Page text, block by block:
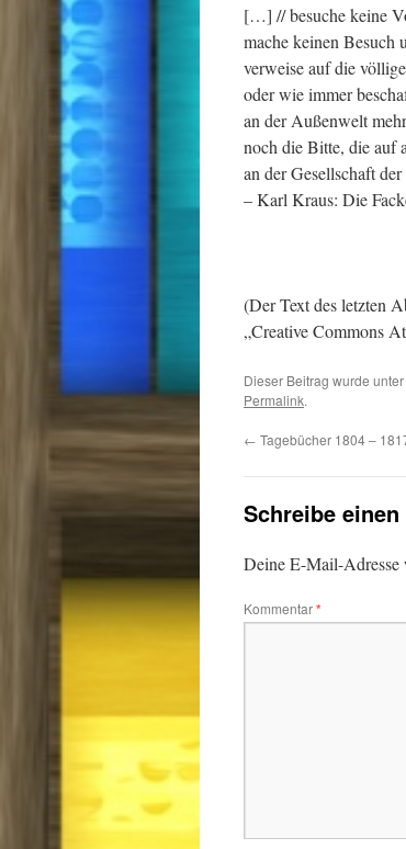
[…] // besuche keine
mache keinen Besuch
verweise auf die
oder wie immer
an der Außenwelt
noch die Bitte, die auf
an der Gesellschaft
– Karl Kraus: Die
(Der Text des letzten
„Creative Commons
Dieser Beitrag wurde unter
Permalink.
← Tagebücher 1804 –
Schreibe
Deine E-Mail-
Kommentar*